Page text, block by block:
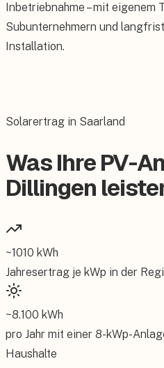
Inbetriebnahme – mit eigenem
Subunternehmern und
Installation.
Solarertrag in Saarland
Was Ihre PV-
Dillingen
~1010 kWh
Jahresertrag je kWp in der
~8.100 kWh
pro Jahr mit einer 8-kWp-
Haushalte